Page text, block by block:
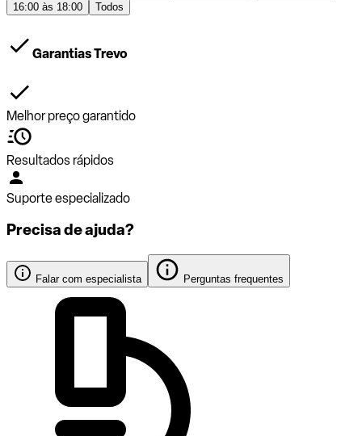
16:00 às 18:00
Todos
Garantias Trevo
Melhor preço garantido
Resultados rápidos
Suporte especializado
Precisa de ajuda?
Falar com especialista Perguntas frequentes